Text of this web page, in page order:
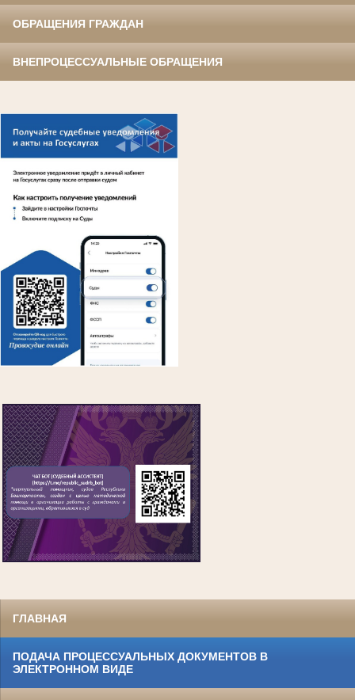
ОБРАЩЕНИЯ ГРАЖДАН
ВНЕПРОЦЕССУАЛЬНЫЕ ОБРАЩЕНИЯ
ГЛАВНАЯ
ПОДАЧА ПРОЦЕССУАЛЬНЫХ ДОКУМЕНТОВ В
ЭЛЕКТРОННОМ ВИДЕ